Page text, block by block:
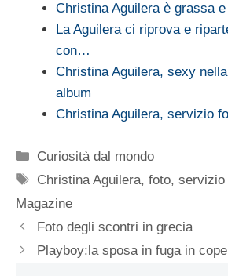
Christina Aguilera è grassa
La Aguilera ci riprova e
con…
Christina Aguilera, sexy
album
Christina Aguilera, servizio
Categorie
Curiosità dal mondo
Tag
Christina Aguilera,foto,servizio
Magazine
Foto degli scontri in grecia
Playboy:la sposa in fuga in